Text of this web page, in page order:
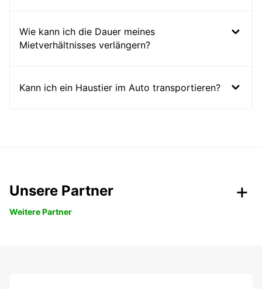
Wie kann ich die Dauer meines
Mietverhältnisses verlängern?
Kann ich ein Haustier im Auto transportieren?
Unsere Partner
Weitere Partner